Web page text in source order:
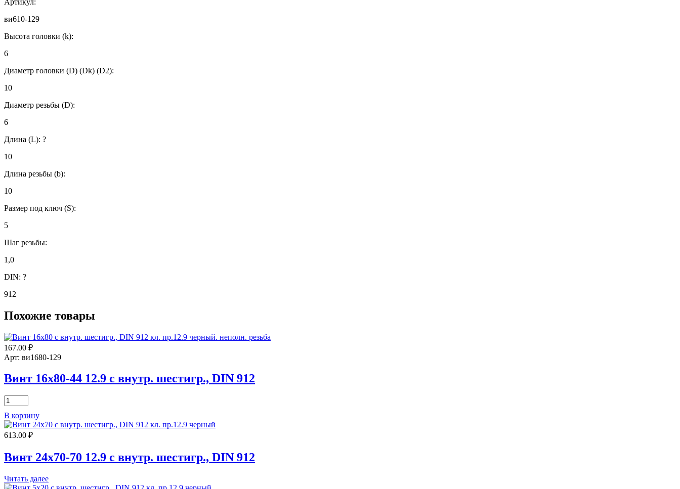
ви610-129
Высота головки (k):
6
Диаметр головки (D) (Dk) (D2):
10
Диаметр резьбы (D):
6
Длина (L): ?
10
Длина резьбы (b):
10
Размер под ключ (S):
5
Шаг резьбы:
1,0
DIN: ?
912
Похожие товары
167.00 ₽
Арт: ви1680-129
Винт 16х80-44 12.9 с внутр. шестигр., DIN 912
Количество
товара
Винт
16х80-
44
с
внутр.
DIN
В корзину
613.00 ₽
Винт 24х70-70 12.9 с внутр. шестигр., DIN 912
Читать далее